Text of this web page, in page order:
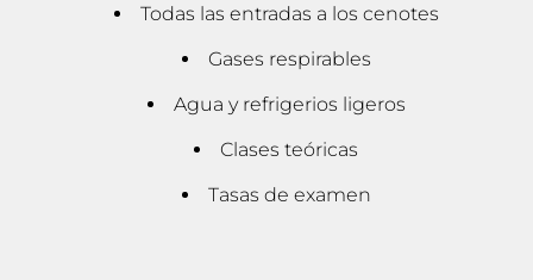
Todas las entradas a los cenotes
Gases respirables
Agua y refrigerios ligeros
Clases teóricas
Tasas de examen